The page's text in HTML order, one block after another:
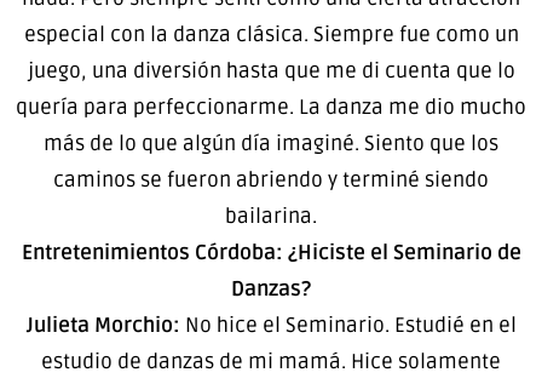
especial con la danza clásica. Siempre fue como un
juego, una diversión hasta que me di cuenta que lo
quería para perfeccionarme. La danza me dio mucho
más de lo que algún día imaginé. Siento que los
caminos se fueron abriendo y terminé siendo
bailarina.
Entretenimientos Córdoba: ¿Hiciste el Seminario de
Danzas?
Julieta Morchio: No hice el Seminario. Estudié en el
estudio de danzas de mi mamá. Hice solamente